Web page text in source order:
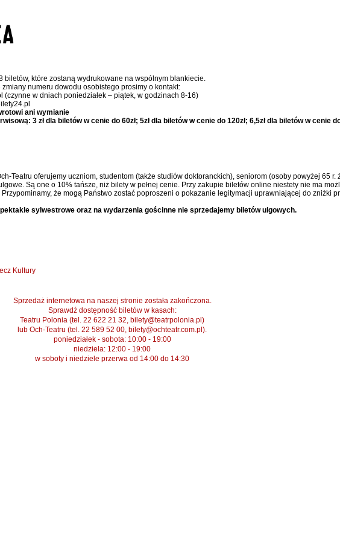
biletów, które zostaną wydrukowane na wspólnym blankiecie.
numeru dowodu osobistego prosimy o kontakt:
(czynne w dniach poniedziałek – piątek, w godzinach 8-16)
ani wymianie
3 zł dla biletów w cenie do 60zł; 5zł dla biletów w cenie do 120zł; 6,5zł dla biletów w cenie
Teatru oferujemy uczniom, studentom (także studiów doktoranckich), seniorom (osoby powyżej 65 r.
Są one o 10% tańsze, niż bilety w pełnej cenie. Przy zakupie biletów online niestety nie ma
że mogą Państwo zostać poproszeni o pokazanie legitymacji uprawniającej do zniżki
sylwestrowe oraz na wydarzenia gościnne nie sprzedajemy biletów ulgowych.
Kultury
Sprzedaż internetowa na naszej stronie została zakończona.
Sprawdź dostępność biletów w kasach:
Teatru Polonia (tel. 22 622 21 32, bilety@teatrpolonia.pl)
lub Och-Teatru (tel. 22 589 52 00, bilety@ochteatr.com.pl).
poniedziałek - sobota: 10:00 - 19:00
niedziela: 12:00 - 19:00
w soboty i niedziele przerwa od 14:00 do 14:30